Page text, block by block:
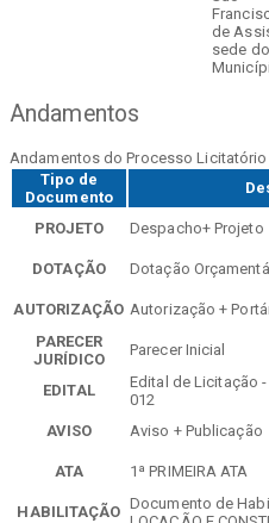
de
sede do
Andamentos
Andamentos do Processo Licitatório
Tipo de
Documento
PROJETO Despacho+ Projeto
DOTAÇÃO
Dotação
AUTORIZAÇÃO Autorização +
PARECER
JURÍDICO
Parecer Inicial
EDITAL
Edital de Licitação
012
AVISO
Aviso + Publicação
ATA
1ª PRIMEIRA ATA
HABILITAÇÃO Documento de